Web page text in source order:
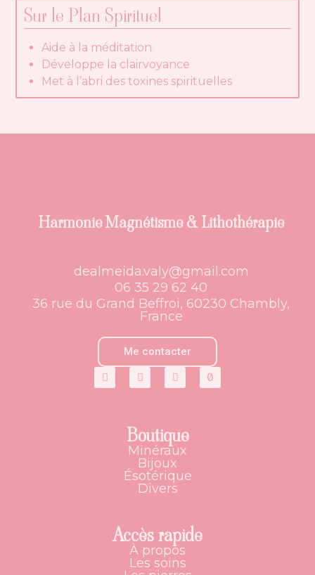
Sur le Plan Spirituel
Aide à la méditation
Développe la clairvoyance
Met à l’abri des toxines spirituelles
Harmonie Magnétisme & Lithothérapie
dealmeida.valy@gmail.com
06 35 29 62 40
36 rue du Grand Beffroi, 60230 Chambly,
France
Me contacter
Boutique
Minéraux
Bijoux
Ésotérique
Divers
Accès rapide
À propos
Les soins